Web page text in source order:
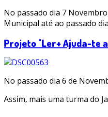
No passado dia 7
Municipal até ao passado
Projeto "Ler+ Ajuda-te
No passado dia 6 de
Assim, mais uma turma do